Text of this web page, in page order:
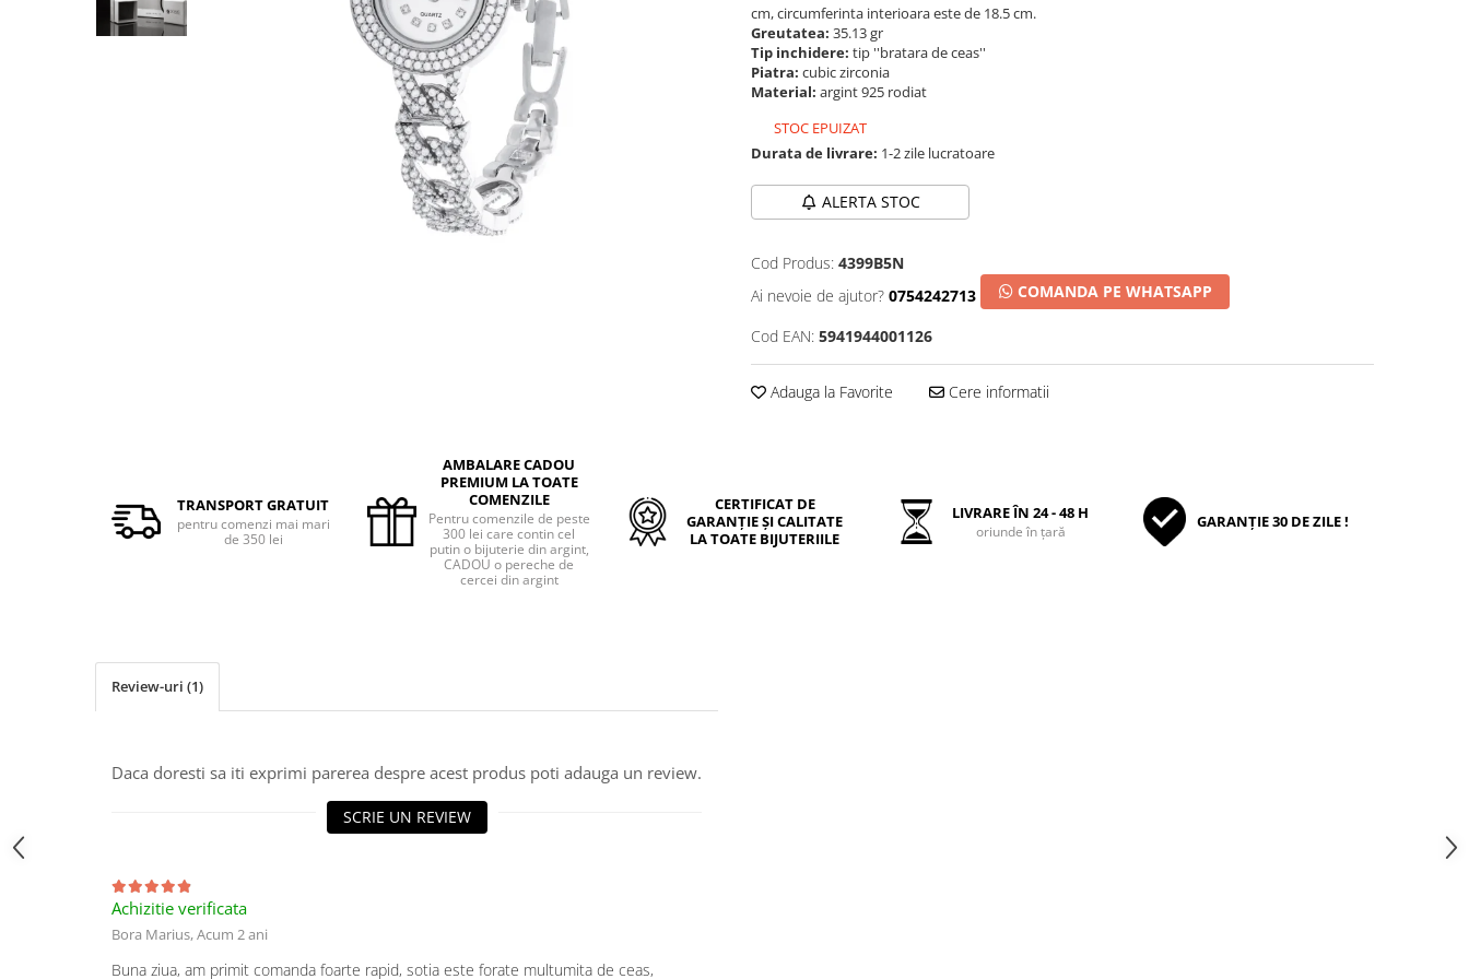
cm, circumferinta interioara este de 18.5 cm.
Greutatea: 35.13 gr
Tip inchidere: tip ''bratara de ceas''
Piatra: cubic zirconia
Material: argint 925 rodiat
STOC EPUIZAT
Durata de livrare: 1-2 zile lucratoare
ALERTA STOC
Cod Produs: 4399B5N
Ai nevoie de ajutor? 0754242713 COMANDA PE WHATSAPP
Cod EAN: 5941944001126
Adauga la Favorite Cere informatii
TRANSPORT GRATUIT
pentru comenzi mai mari
de 350 lei
AMBALARE CADOU
PREMIUM LA TOATE
COMENZILE
Pentru comenzile de peste
300 lei care contin cel
putin o bijuterie din argint,
CADOU o pereche de
cercei din argint
CERTIFICAT DE
GARANȚIE ȘI CALITATE
LA TOATE BIJUTERIILE
LIVRARE ÎN 24 - 48 H
oriunde în țară GARANȚIE 30 DE ZILE !
Review-uri (1)
Daca doresti sa iti exprimi parerea despre acest produs poti adauga un review.
SCRIE UN REVIEW
Achizitie verificata
Bora Marius,Acum 2 ani
Buna ziua, am primit comanda foarte rapid, sotia este forate multumita de ceas,